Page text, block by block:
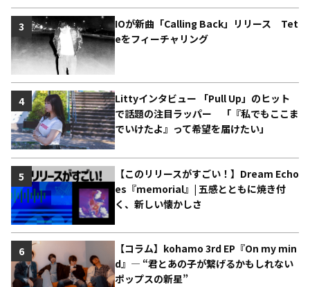
IOが新曲「Calling Back」リリース Tet
eをフィーチャリング
3
Littyインタビュー 「Pull Up」のヒット
で話題の注目ラッパー 「『私でもここま
でいけたよ』って希望を届けたい」
4
【このリリースがすごい！】Dream Echo
es『memorial』| 五感とともに焼き付
く、新しい懐かしさ
5
【コラム】kohamo 3rd EP『On my min
d』― “君とあの子が繋げるかもしれない
ポップスの新星”
6